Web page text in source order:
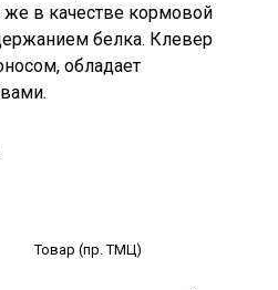
же в качестве кормовой
белка. Клевер
обладает
Товар (пр. ТМЦ)